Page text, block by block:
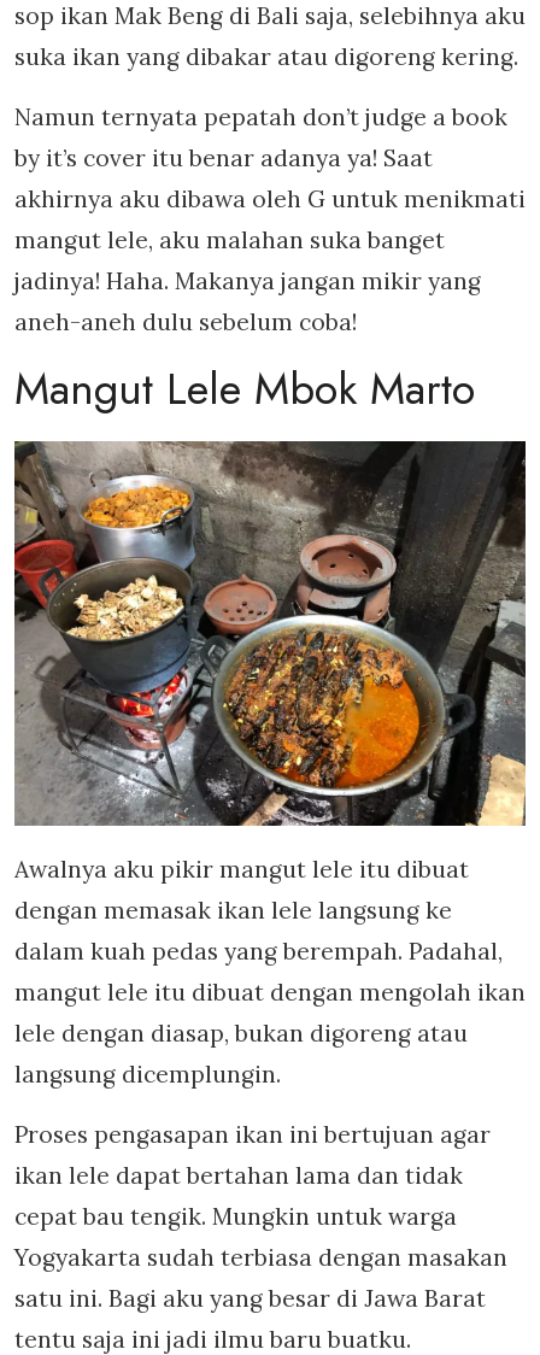
sop ikan Mak Beng di Bali saja, selebihnya aku
suka ikan yang dibakar atau digoreng kering.
Namun ternyata pepatah don’t judge a book
by it’s cover itu benar adanya ya! Saat
akhirnya aku dibawa oleh G untuk menikmati
mangut lele, aku malahan suka banget
jadinya! Haha. Makanya jangan mikir yang
aneh-aneh dulu sebelum coba!
Mangut Lele Mbok Marto
Awalnya aku pikir mangut lele itu dibuat
dengan memasak ikan lele langsung ke
dalam kuah pedas yang berempah. Padahal,
mangut lele itu dibuat dengan mengolah ikan
lele dengan diasap, bukan digoreng atau
langsung dicemplungin.
Proses pengasapan ikan ini bertujuan agar
ikan lele dapat bertahan lama dan tidak
cepat bau tengik. Mungkin untuk warga
Yogyakarta sudah terbiasa dengan masakan
satu ini. Bagi aku yang besar di Jawa Barat
tentu saja ini jadi ilmu baru buatku.